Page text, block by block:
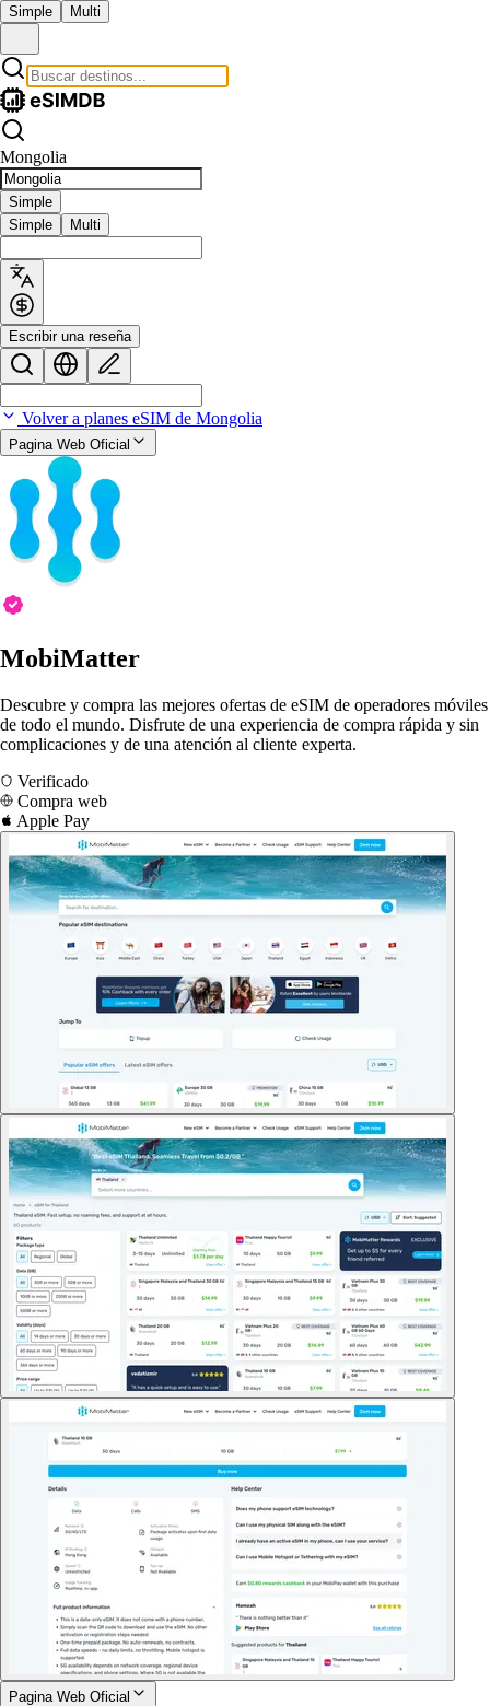
Simple Multi
Mongolia
Simple
Simple
Multi
Escribir una reseña
Volver a planes eSIM de Mongolia
Pagina Web Oficial
MobiMatter
Descubre y compra las mejores ofertas de eSIM de operadores móviles
de todo el mundo. Disfrute de una experiencia de compra rápida y sin
complicaciones y de una atención al cliente experta.
Verificado
Compra web
Apple Pay
Pagina Web Oficial